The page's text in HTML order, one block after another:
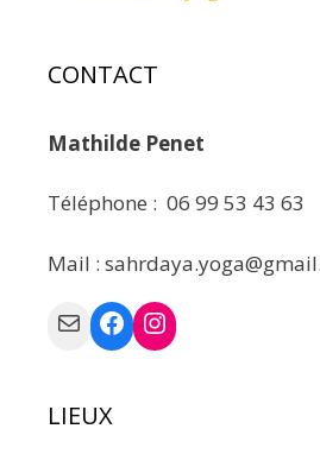
CONTACT
Mathilde Penet
Téléphone : 06 99 53 43 63
Mail :
MailFacebook
Instagram
LIEUX